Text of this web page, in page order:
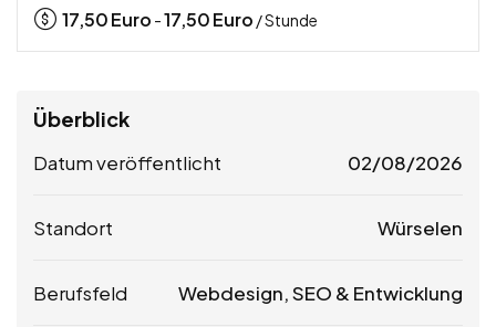
17,50Euro -17,50Euro / Stunde
Überblick
Datum veröffentlicht 02/08/2026
Standort Würselen
Berufsfeld Webdesign, SEO & Entwicklung